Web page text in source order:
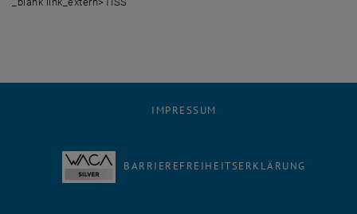
IMPRESSUM
BARRIEREFREIHEITSERKLÄRUNG